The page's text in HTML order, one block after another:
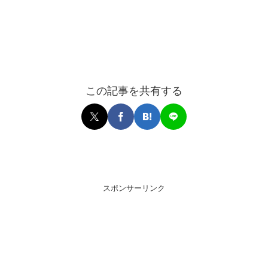
この記事を共有する
スポンサーリンク